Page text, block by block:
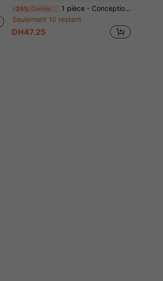
-25% Dernières 8 heures
1 pièce - Conception de puzzle en forme de cœur mignon et coloré avec des perles en alliage, utilisé pour bracelet, collier, matériel accessoire pour la fabrication de bijoux faits à la main
Seulement 10 restant
DH47.25